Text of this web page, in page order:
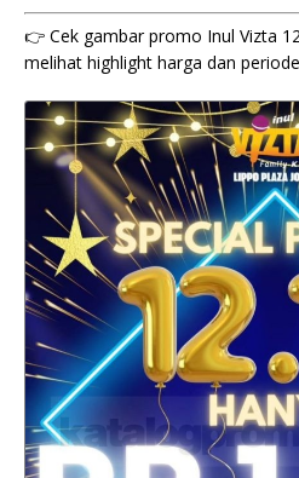
👉 Cek gambar promo Inul Vizta
melihat highlight harga dan